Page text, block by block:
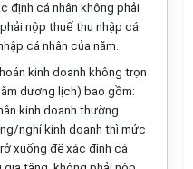
định cá nhân không phải
nộp thuế thu nhập cá
cá nhân của năm.
kinh doanh không trọn
dương lịch) bao gồm:
kinh doanh thường
nghỉ kinh doanh thì mức
xuống để xác định cá